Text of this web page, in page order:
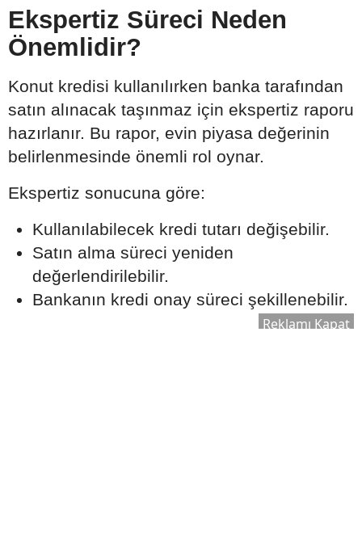
Ekspertiz Süreci Neden
Önemlidir?
Konut kredisi kullanılırken banka tarafından
satın alınacak taşınmaz için ekspertiz raporu
hazırlanır. Bu rapor, evin piyasa değerinin
belirlenmesinde önemli rol oynar.
Ekspertiz sonucuna göre:
Kullanılabilecek kredi tutarı değişebilir.
Satın alma süreci yeniden
değerlendirilebilir.
Bankanın kredi onay süreci şekillenebilir.
Reklamı Kapat